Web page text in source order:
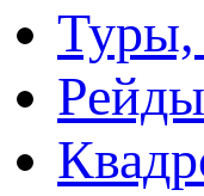
Туры,